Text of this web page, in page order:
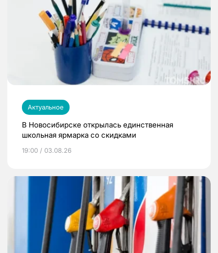
Актуальное
В Новосибирске открылась единственная
школьная ярмарка со скидками
19:00 / 03.08.26